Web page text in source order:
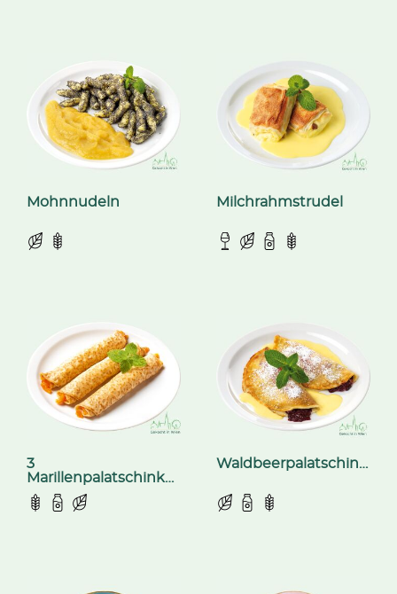
Mohnnudeln Milchrahmstrudel
3
Marillenpalatschinken
Waldbeerpalatschinken